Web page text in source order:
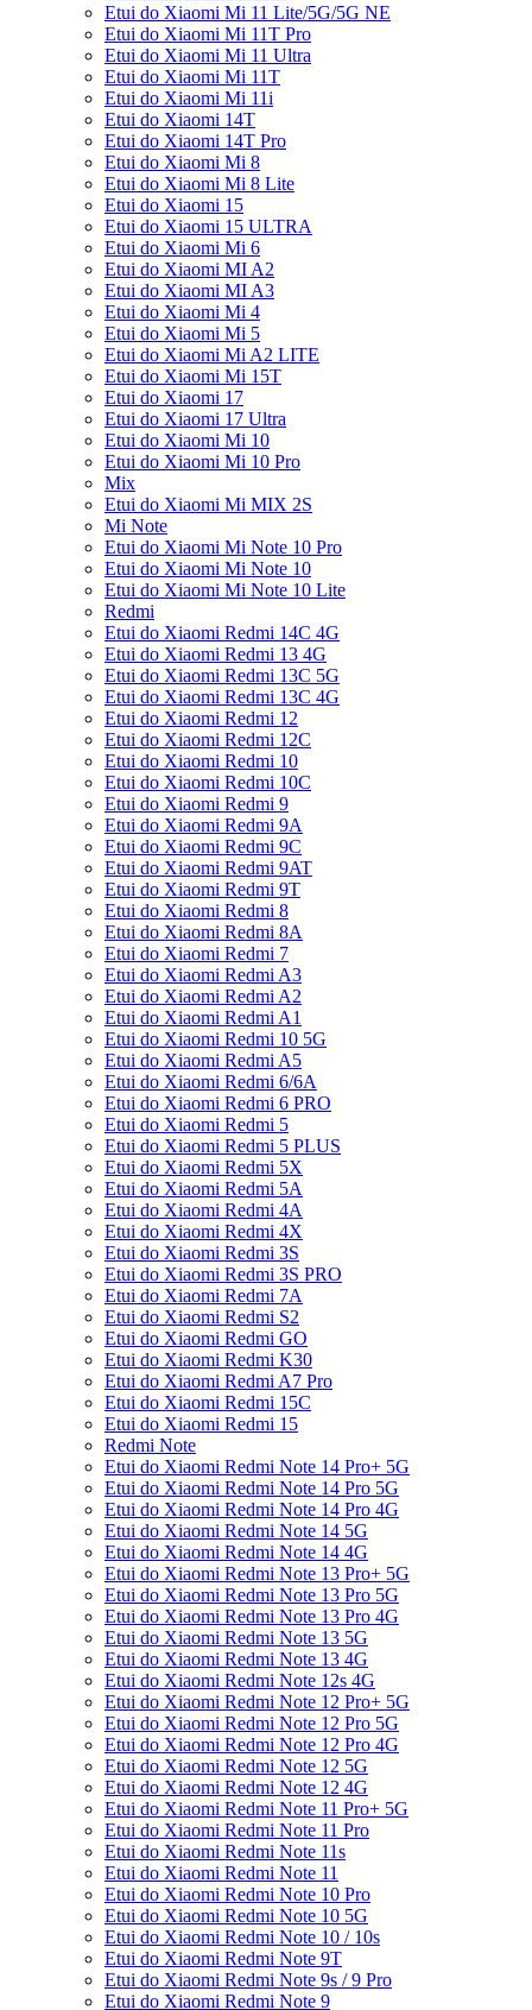
Etui do Xiaomi Mi 11 Lite/5G/5G NE
Etui do Xiaomi Mi 11T Pro
Etui do Xiaomi Mi 11 Ultra
Etui do Xiaomi Mi 11T
Etui do Xiaomi Mi 11i
Etui do Xiaomi 14T
Etui do Xiaomi 14T Pro
Etui do Xiaomi Mi 8
Etui do Xiaomi Mi 8 Lite
Etui do Xiaomi 15
Etui do Xiaomi 15 ULTRA
Etui do Xiaomi Mi 6
Etui do Xiaomi MI A2
Etui do Xiaomi MI A3
Etui do Xiaomi Mi 4
Etui do Xiaomi Mi 5
Etui do Xiaomi Mi A2 LITE
Etui do Xiaomi Mi 15T
Etui do Xiaomi 17
Etui do Xiaomi 17 Ultra
Etui do Xiaomi Mi 10
Etui do Xiaomi Mi 10 Pro
Mix
Etui do Xiaomi Mi MIX 2S
Mi Note
Etui do Xiaomi Mi Note 10 Pro
Etui do Xiaomi Mi Note 10
Etui do Xiaomi Mi Note 10 Lite
Redmi
Etui do Xiaomi Redmi 14C 4G
Etui do Xiaomi Redmi 13 4G
Etui do Xiaomi Redmi 13C 5G
Etui do Xiaomi Redmi 13C 4G
Etui do Xiaomi Redmi 12
Etui do Xiaomi Redmi 12C
Etui do Xiaomi Redmi 10
Etui do Xiaomi Redmi 10C
Etui do Xiaomi Redmi 9
Etui do Xiaomi Redmi 9A
Etui do Xiaomi Redmi 9C
Etui do Xiaomi Redmi 9AT
Etui do Xiaomi Redmi 9T
Etui do Xiaomi Redmi 8
Etui do Xiaomi Redmi 8A
Etui do Xiaomi Redmi 7
Etui do Xiaomi Redmi A3
Etui do Xiaomi Redmi A2
Etui do Xiaomi Redmi A1
Etui do Xiaomi Redmi 10 5G
Etui do Xiaomi Redmi A5
Etui do Xiaomi Redmi 6/6A
Etui do Xiaomi Redmi 6 PRO
Etui do Xiaomi Redmi 5
Etui do Xiaomi Redmi 5 PLUS
Etui do Xiaomi Redmi 5X
Etui do Xiaomi Redmi 5A
Etui do Xiaomi Redmi 4A
Etui do Xiaomi Redmi 4X
Etui do Xiaomi Redmi 3S
Etui do Xiaomi Redmi 3S PRO
Etui do Xiaomi Redmi 7A
Etui do Xiaomi Redmi S2
Etui do Xiaomi Redmi GO
Etui do Xiaomi Redmi K30
Etui do Xiaomi Redmi A7 Pro
Etui do Xiaomi Redmi 15C
Etui do Xiaomi Redmi 15
Redmi Note
Etui do Xiaomi Redmi Note 14 Pro+ 5G
Etui do Xiaomi Redmi Note 14 Pro 5G
Etui do Xiaomi Redmi Note 14 Pro 4G
Etui do Xiaomi Redmi Note 14 5G
Etui do Xiaomi Redmi Note 14 4G
Etui do Xiaomi Redmi Note 13 Pro+ 5G
Etui do Xiaomi Redmi Note 13 Pro 5G
Etui do Xiaomi Redmi Note 13 Pro 4G
Etui do Xiaomi Redmi Note 13 5G
Etui do Xiaomi Redmi Note 13 4G
Etui do Xiaomi Redmi Note 12s 4G
Etui do Xiaomi Redmi Note 12 Pro+ 5G
Etui do Xiaomi Redmi Note 12 Pro 5G
Etui do Xiaomi Redmi Note 12 Pro 4G
Etui do Xiaomi Redmi Note 12 5G
Etui do Xiaomi Redmi Note 12 4G
Etui do Xiaomi Redmi Note 11 Pro+ 5G
Etui do Xiaomi Redmi Note 11 Pro
Etui do Xiaomi Redmi Note 11s
Etui do Xiaomi Redmi Note 11
Etui do Xiaomi Redmi Note 10 Pro
Etui do Xiaomi Redmi Note 10 5G
Etui do Xiaomi Redmi Note 10 / 10s
Etui do Xiaomi Redmi Note 9T
Etui do Xiaomi Redmi Note 9s / 9 Pro
Etui do Xiaomi Redmi Note 9